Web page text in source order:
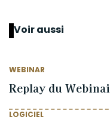
Voir aussi
WEBINAR
Replay du
LOGICIEL